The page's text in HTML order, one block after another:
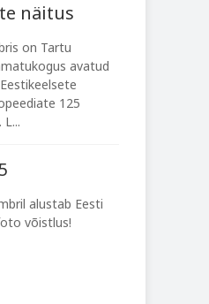
näitus
on Tartu
avatud
125
alustab Eesti
võistlus!